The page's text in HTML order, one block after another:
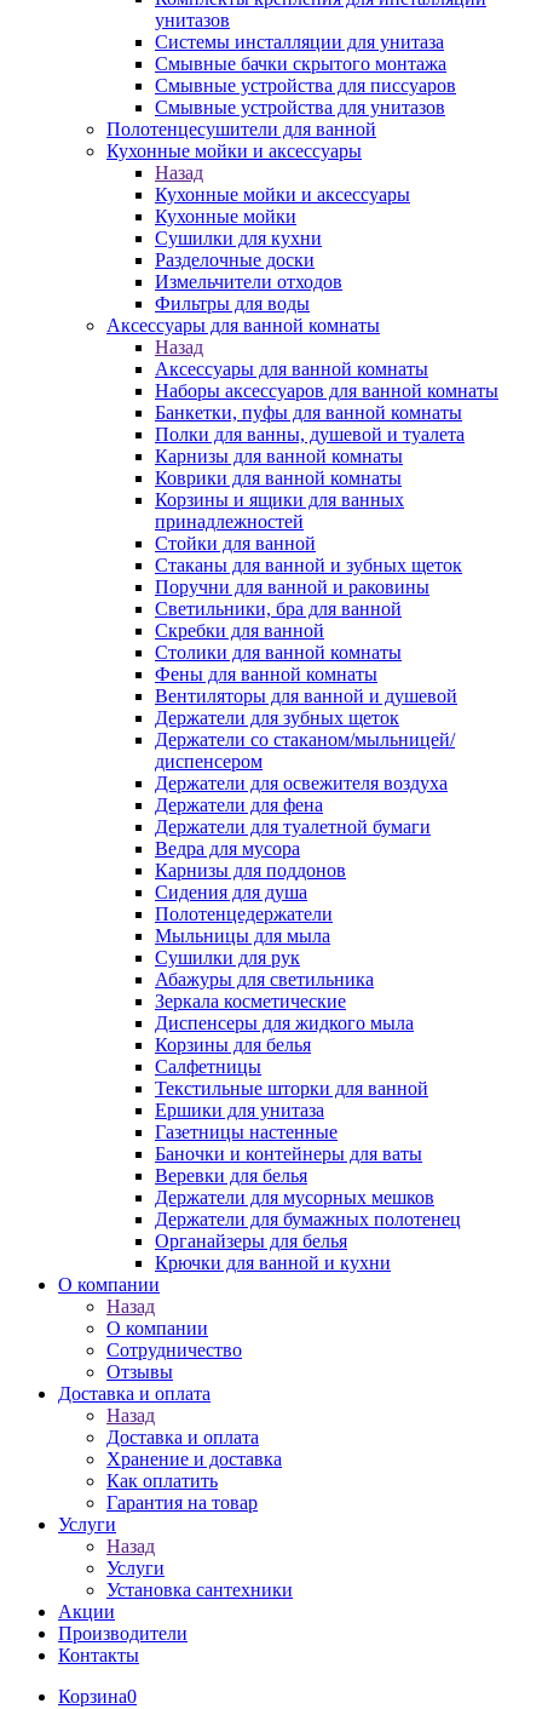
унитазов
Системы инсталляции для унитаза
Смывные бачки скрытого монтажа
Смывные устройства для писсуаров
Смывные устройства для унитазов
Полотенцесушители для ванной
Кухонные мойки и аксессуары
Назад
Кухонные мойки и аксессуары
Кухонные мойки
Сушилки для кухни
Разделочные доски
Измельчители отходов
Фильтры для воды
Аксессуары для ванной комнаты
Назад
Аксессуары для ванной комнаты
Наборы аксессуаров для ванной комнаты
Банкетки, пуфы для ванной комнаты
Полки для ванны, душевой и туалета
Карнизы для ванной комнаты
Коврики для ванной комнаты
Корзины и ящики для ванных
принадлежностей
Стойки для ванной
Стаканы для ванной и зубных щеток
Поручни для ванной и раковины
Светильники, бра для ванной
Скребки для ванной
Столики для ванной комнаты
Фены для ванной комнаты
Вентиляторы для ванной и душевой
Держатели для зубных щеток
Держатели со стаканом/мыльницей/
диспенсером
Держатели для освежителя воздуха
Держатели для фена
Держатели для туалетной бумаги
Ведра для мусора
Карнизы для поддонов
Сидения для душа
Полотенцедержатели
Мыльницы для мыла
Сушилки для рук
Абажуры для светильника
Зеркала косметические
Диспенсеры для жидкого мыла
Корзины для белья
Салфетницы
Текстильные шторки для ванной
Ершики для унитаза
Газетницы настенные
Баночки и контейнеры для ваты
Веревки для белья
Держатели для мусорных мешков
Держатели для бумажных полотенец
Органайзеры для белья
Крючки для ванной и кухни
О компании
Назад
О компании
Сотрудничество
Отзывы
Доставка и оплата
Назад
Доставка и оплата
Хранение и доставка
Как оплатить
Гарантия на товар
Услуги
Назад
Услуги
Установка сантехники
Акции
Производители
Контакты
Корзина0